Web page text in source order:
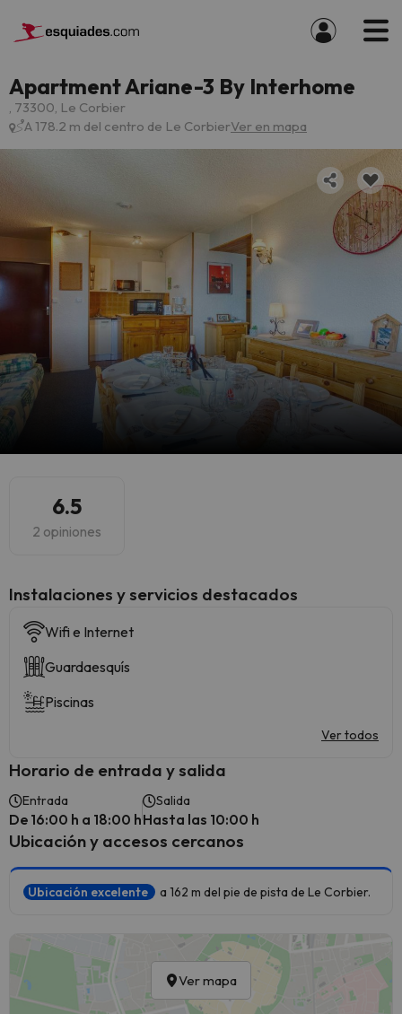
Apartment Ariane-3 By Interhome
, 73300, Le Corbier
A 178.2 m del centro de Le CorbierVer en mapa
6.5
2 opiniones
Instalaciones y servicios destacados
Wifi e Internet
Guardaesquís
Piscinas
Ver todos
Horario de entrada y salida
Entrada
De 16:00 h a 18:00 h
Salida
Hasta las 10:00 h
Ubicación y accesos cercanos
Ubicación excelente a 162 m del pie de pista de Le Corbier.
Ver mapa